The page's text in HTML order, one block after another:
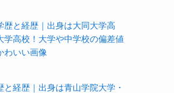
歴と経歴｜出身は大同大学高
学高校！大学や中学校の偏差値
わいい画像
と経歴｜出身は青山学院大学・